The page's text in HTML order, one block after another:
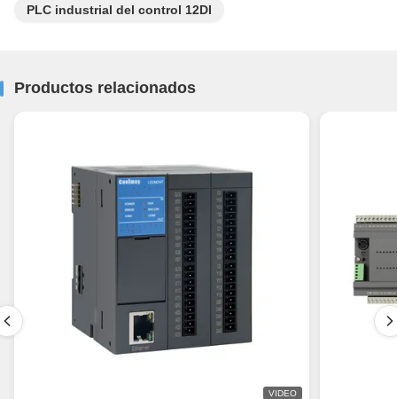
PLC industrial del control 12DI
Productos relacionados
VIDEO